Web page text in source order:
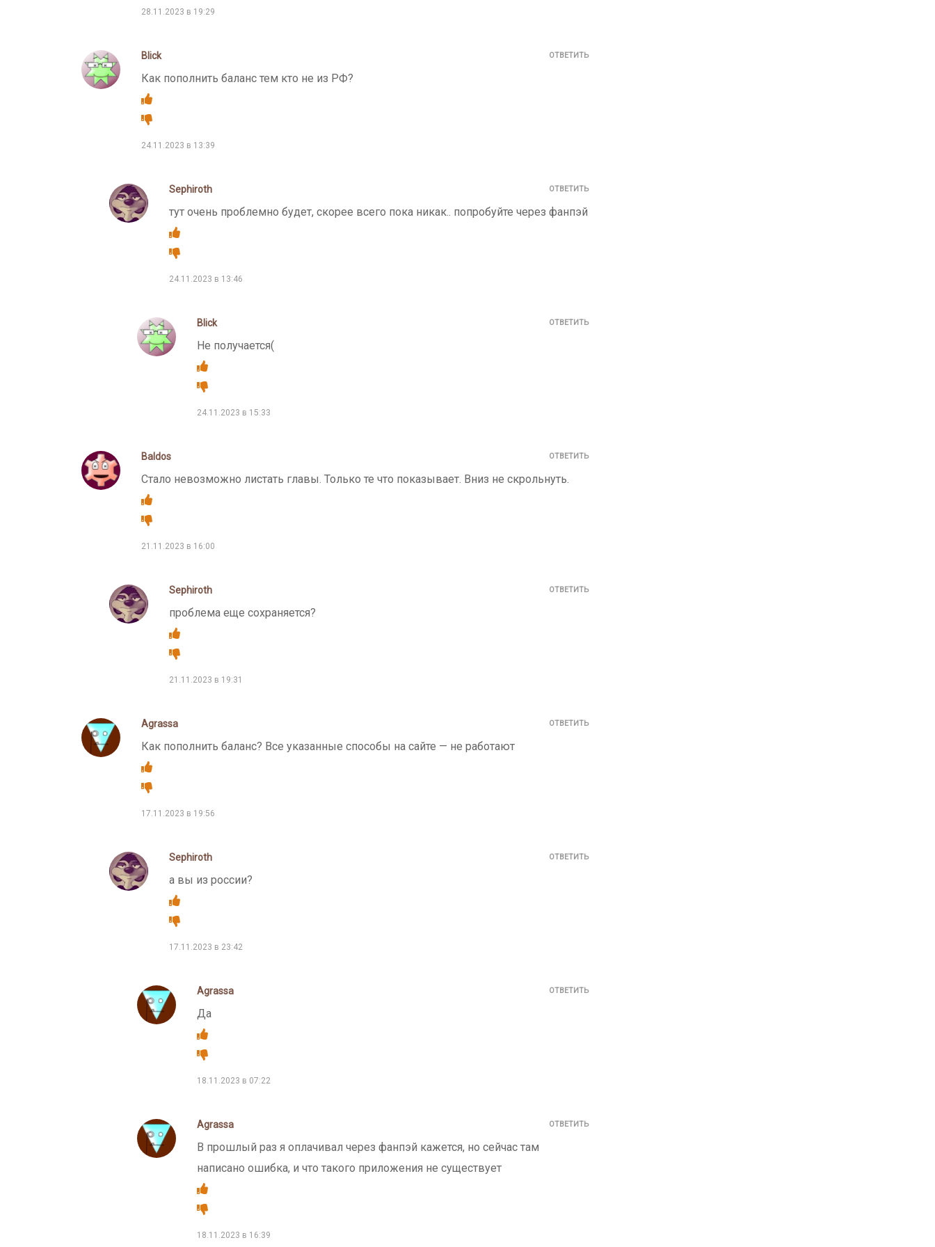
28.11.2023 в 19:29
Blick
Как пополнить баланс тем кто не из РФ?
24.11.2023 в 13:39
ОТВЕТИТЬ
Sephiroth
тут очень проблемно будет, скорее всего пока никак.. попробуйте через фанпэй
24.11.2023 в 13:46
ОТВЕТИТЬ
Blick
Не получается(
24.11.2023 в 15:33
ОТВЕТИТЬ
Baldos
Стало невозможно листать главы. Только те что показывает. Вниз не скрольнуть.
21.11.2023 в 16:00
ОТВЕТИТЬ
Sephiroth
проблема еще сохраняется?
21.11.2023 в 19:31
ОТВЕТИТЬ
Agrassa
Как пополнить баланс? Все указанные способы на сайте — не работают
17.11.2023 в 19:56
ОТВЕТИТЬ
Sephiroth
а вы из россии?
17.11.2023 в 23:42
ОТВЕТИТЬ
Agrassa
Да
18.11.2023 в 07:22
ОТВЕТИТЬ
Agrassa
В прошлый раз я оплачивал через фанпэй кажется, но сейчас там
написано ошибка, и что такого приложения не существует
18.11.2023 в 16:39
ОТВЕТИТЬ